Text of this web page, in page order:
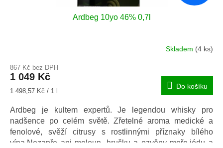
Ardbeg 10yo 46% 0,7l
produktu
je
5,0
5
hvězdiček.
Skladem (4 ks)
867 Kč bez DPH
1 049 Kč
Měrná
1 498,57 Kč / 1 l
Do košíku
Ardbeg je kultem expertů. Je legendou whisky pro
nadšence po celém světě. Zřetelné aroma medické a
fenolové, svěží citrusy s rostlinnými příznaky bílého
vína.Nezapře ani meloun, hrušku a ozvěny moře,jódu a